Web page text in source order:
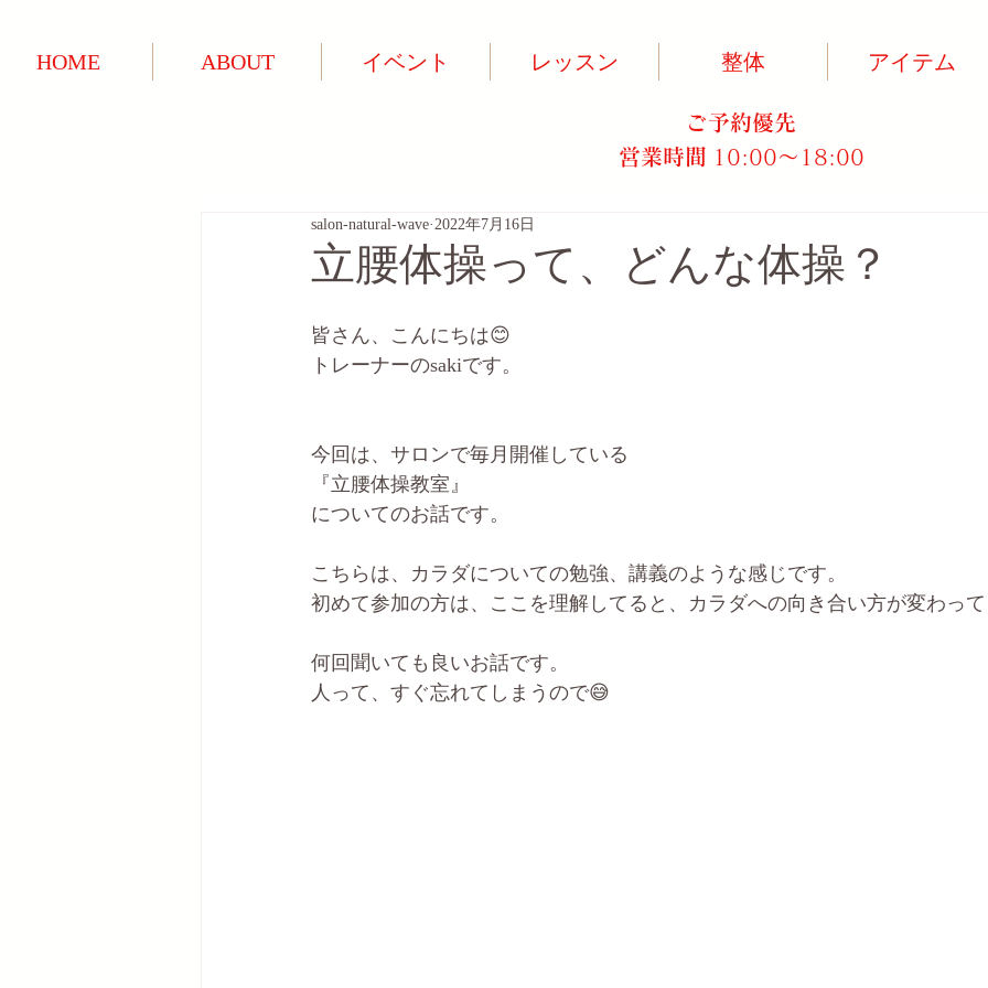
HOME ABOUT イベント レッスン 整体 アイテム
ご予約優先
営業時間 10:00～18:00​
立腰体操って、どんな体操？
salon-natural-wave 2022年7月16日
皆さん、こんにちは😊
トレーナーのsakiです。
今回は、サロンで毎月開催している
『立腰体操教室』
についてのお話です。
こちらは、カラダについての勉強、講義のような感じです。
初めて参加の方は、ここを理解してると、カラダへの向き合い方が変わっ
何回聞いても良いお話です。
人って、すぐ忘れてしまうので😅